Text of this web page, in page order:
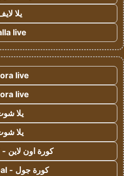
يلا
live
live
live
يلا
يلا
كورة اون لاين - kora onli
كورة جول - kora goal